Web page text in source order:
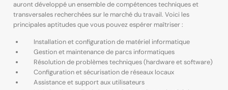
auront développé un ensemble de compétences techniques et
transversales recherchées sur le marché du travail. Voici les
principales aptitudes que vous pouvez espérer maîtriser :
Installation et configuration de matériel informatique
Gestion et maintenance de parcs informatiques
Résolution de problèmes techniques (hardware et software)
Configuration et sécurisation de réseaux locaux
Assistance et support aux utilisateurs